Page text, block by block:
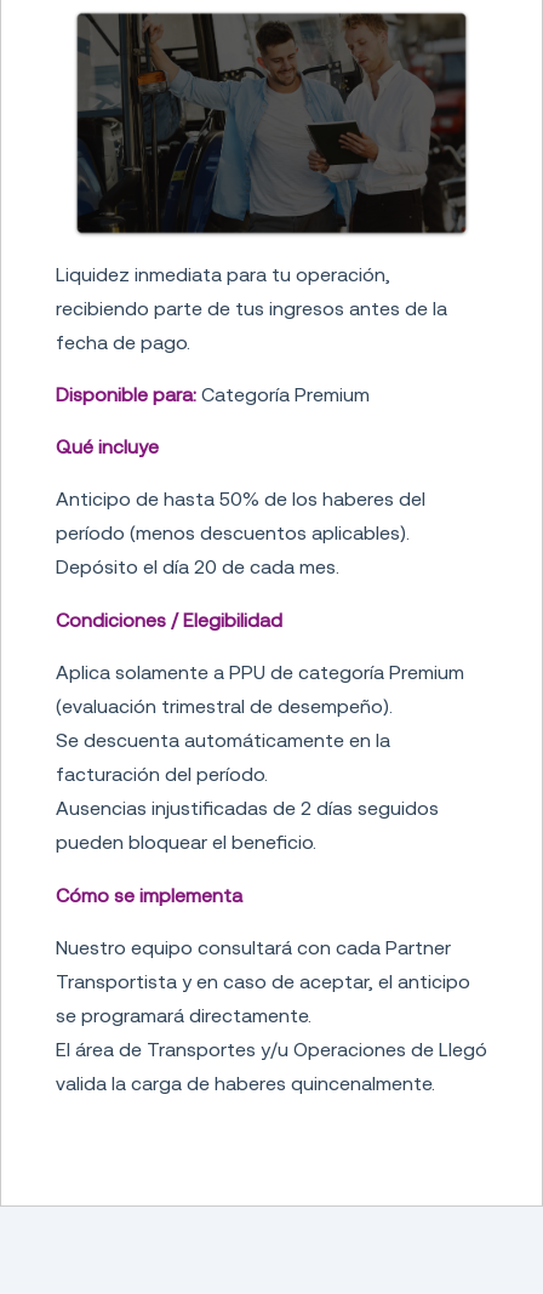
Liquidez inmediata para tu operación,
recibiendo parte de tus ingresos antes de la
fecha de pago.
Disponible para:Categoría Premium
Qué incluye
Anticipo de hasta 50% de los haberes del
período (menos descuentos aplicables).
Depósito el día 20 de cada mes.
Condiciones / Elegibilidad
Aplica solamente a PPU de categoría Premium
(evaluación trimestral de desempeño).
Se descuenta automáticamente en la
facturación del período.
Ausencias injustificadas de 2 días seguidos
pueden bloquear el beneficio.
Cómo se implementa
Nuestro equipo consultará con cada Partner
Transportista y en caso de aceptar, el anticipo
se programará directamente.
El área de Transportes y/u Operaciones de Llegó
valida la carga de haberes quincenalmente.